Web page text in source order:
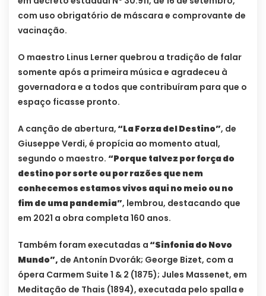
com uso obrigatório de máscara e comprovante de
vacinação.
O maestro Linus Lerner quebrou a tradição de falar
somente após a primeira música e agradeceu à
governadora e a todos que contribuíram para que o
espaço ficasse pronto.
A canção de abertura, “La Forza del Destino”, de
Giuseppe Verdi, é propícia ao momento atual,
segundo o maestro. “Porque talvez por força do
destino por sorte ou por razões que nem
conhecemos estamos vivos aqui no meio ou no
fim de uma pandemia”, lembrou, destacando que
em 2021 a obra completa 160 anos.
Também foram executadas a “Sinfonia do Novo
Mundo”, de Antonín Dvorák; George Bizet, com a
ópera Carmem Suite 1 & 2 (1875); Jules Massenet, em
Meditação de Thais (1894), executada pelo spalla e